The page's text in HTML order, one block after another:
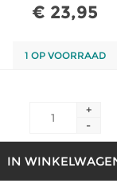
€ 23,95
1 OP VOORRAAD
+
-